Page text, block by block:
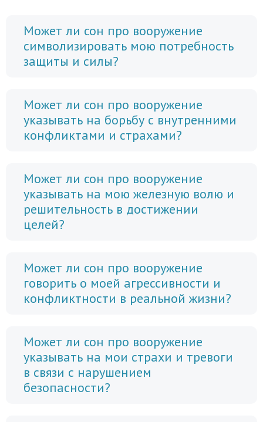
Может ли сон про вооружение
символизировать мою потребность
защиты и силы?
Может ли сон про вооружение
указывать на борьбу с внутренними
конфликтами и страхами?
Может ли сон про вооружение
указывать на мою железную волю и
решительность в достижении
целей?
Может ли сон про вооружение
говорить о моей агрессивности и
конфликтности в реальной жизни?
Может ли сон про вооружение
указывать на мои страхи и тревоги
в связи с нарушением
безопасности?